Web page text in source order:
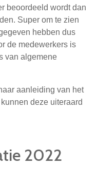
beoordeeld wordt dan
Super om te zien
hebben dus
de medewerkers is
van algemene
aanleiding van het
deze uiteraard
2022